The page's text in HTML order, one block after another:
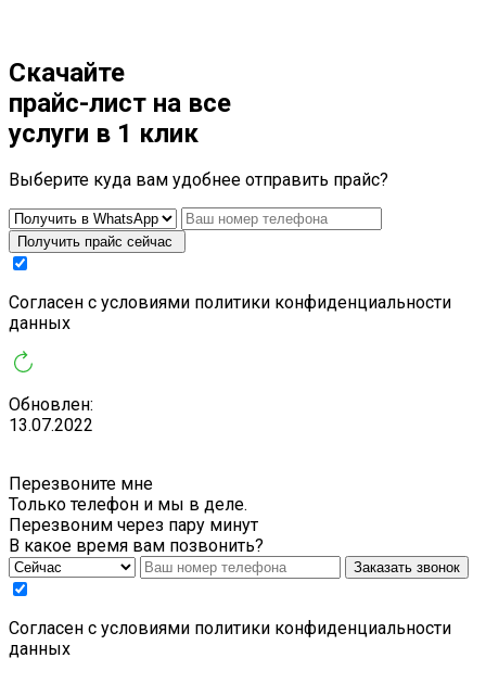
Скачайте
прайс-лист на все
услуги в 1 клик
Выберите куда вам удобнее отправить прайс?
Получить прайс сейчас
Cогласен с условиями политики конфиденциальности
данных
Обновлен:
13.07.2022
Перезвоните мне
Только телефон и мы в деле.
Перезвоним через пару минут
В какое время вам позвонить?
Заказать звонок
Cогласен с условиями политики конфиденциальности
данных